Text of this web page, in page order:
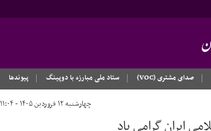
صدای مشتری (VOC) ستاد ملی مبارزه با دوپینگ پیوندها
چهارشنبه ۱۲ فروردین ۱۴۰۵ - ۱۱:۰۴